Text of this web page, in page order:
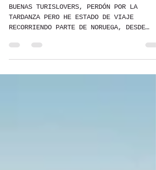
NORUEGA
BUENAS TURISLOVERS, PERDÓN POR LA
TARDANZA PERO HE ESTADO DE VIAJE
OSLO, LA CAPITAL , HASTA TROMSO,...